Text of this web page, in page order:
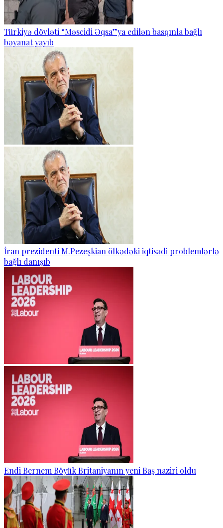
Türkiyə dövləti “Məscidi Əqsa”ya edilən basqınla bağlı
bəyanat yayıb
İran prezidenti M.Pezeşkian ölkədəki iqtisadi problemlərlə
bağlı danışıb
Endi Bernem Böyük Britaniyanın yeni Baş naziri oldu